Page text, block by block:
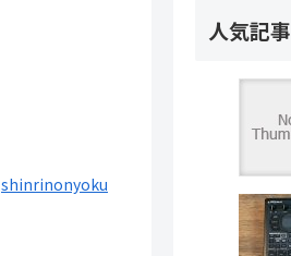
shinrinonyoku
人気記事